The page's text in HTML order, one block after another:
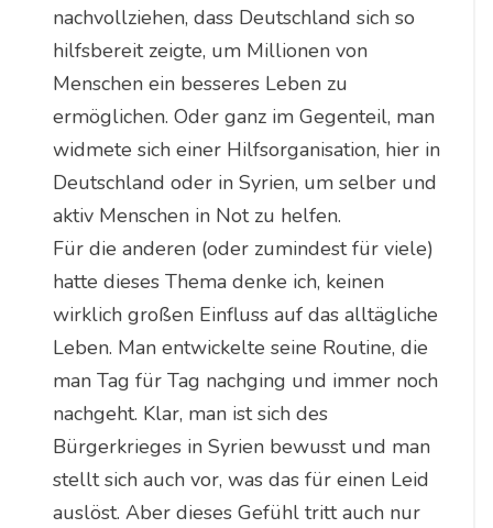
nachvollziehen, dass Deutschland sich so
hilfsbereit zeigte, um Millionen von
Menschen ein besseres Leben zu
ermöglichen. Oder ganz im Gegenteil, man
widmete sich einer Hilfsorganisation, hier in
Deutschland oder in Syrien, um selber und
aktiv Menschen in Not zu helfen.
Für die anderen (oder zumindest für viele)
hatte dieses Thema denke ich, keinen
wirklich großen Einfluss auf das alltägliche
Leben. Man entwickelte seine Routine, die
man Tag für Tag nachging und immer noch
nachgeht. Klar, man ist sich des
Bürgerkrieges in Syrien bewusst und man
stellt sich auch vor, was das für einen Leid
auslöst. Aber dieses Gefühl tritt auch nur